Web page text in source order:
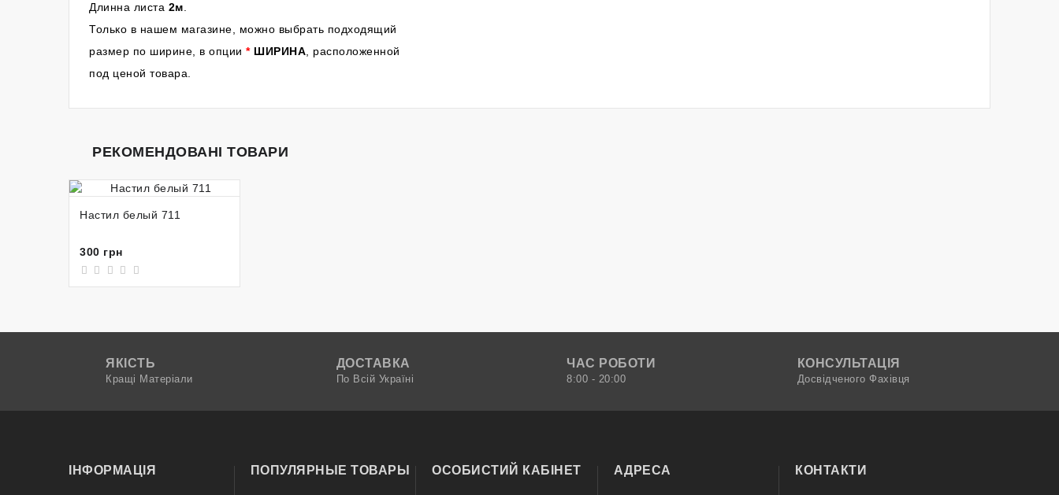
Длинна листа 2м
Только в нашем магазине, можно выбрать подходящий
размер по ширине, в опции * ШИРИНА , расположенной
под ценой товара.
РЕКОМЕНДОВАНІ ТОВАРИ
КУПИТИ
Настил белый 711
300 грн
ЯКІСТЬ
Кращі Матеріали
ДОСТАВКА
По Всій Україні
ЧАС РОБОТИ
8:00 - 20:00
КОНСУЛЬТАЦІЯ
Досвідченого Фахівця
ІНФОРМАЦІЯ ПОПУЛЯРНЫЕ ТОВАРЫ ОСОБИСТИЙ КАБІНЕТ АДРЕСА КОНТАКТИ